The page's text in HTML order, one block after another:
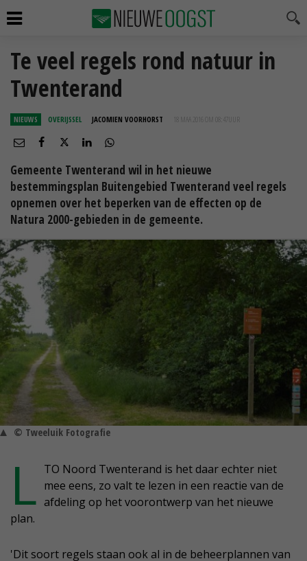
Te veel regels rond natuur in
Twenterand
NIEUWS OVERIJSSEL JACOMIEN VOORHORST 18 MAA 2016 OM 08:47
Gemeente Twenterand wil in het nieuwe
bestemmingsplan Buitengebied Twenterand veel regels
opnemen over het beperken van de effecten op de
Natura 2000-gebieden in de gemeente.
© Tweeluik Fotografie
L TO Noord Twenterand is het daar echter niet
mee eens, zo valt te lezen in een reactie van de
afdeling op het voorontwerp van het nieuwe
plan.
'Dit soort regels staan ook al in de beheerplannen van